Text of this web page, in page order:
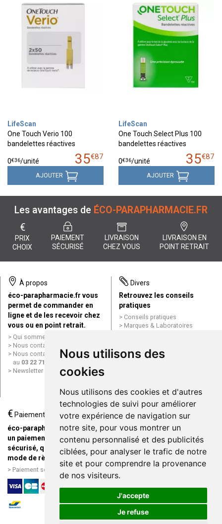
Nous utilisons des
cookies
Nous utilisons des cookies et d'autres
technologies de suivi pour améliorer
votre expérience de navigation sur
notre site, pour vous montrer un
contenu personnalisé et des publicités
ciblées, pour analyser le trafic de notre
site et pour comprendre la provenance
de nos visiteurs.
J'accepte
Je refuse
LifeScan
One Touch Verio 100
bandelettes réactives
35€87
0€36/unité
AJOUTER
LifeScan
One Touch Select Plus 100
bandelettes réactives
35€87
0€36/unité
AJOUTER
Les avantages de ÉCO-PARAPHARMACIE.FR
€
PRIX
CHOIX
PAIEMENT
SÉCURISÉ
LIVRAISON
CHEZ VOUS
LIVRAISON EN
POINT RETRAIT
À propos
éco-parapharmacie.fr vous
permet de commander en
ligne et de les recevoir chez
vous ou en point retrait.
Qui sommes nous ?
Nous contacter par e-mail
Nous contacter par téléphone
au 03 22 71 64 10
Newsletter
Divers
Retrouvez les conseils
pratiques
Conseils pratiques
Marques & Laboratoires
Mentions légales
Données personnelles
ligne
€ Paiement
éco-parapharmacie.fr offre
un paiement entièrement
sécurisé, quel que soit le
mode de règlement
Paiement sécurisé et simple
Livraison / Point retrait
Commandez en ligne et
recevez votre commande
rapidement chez vous ou en
point retrait
Livraison chez vous ou en